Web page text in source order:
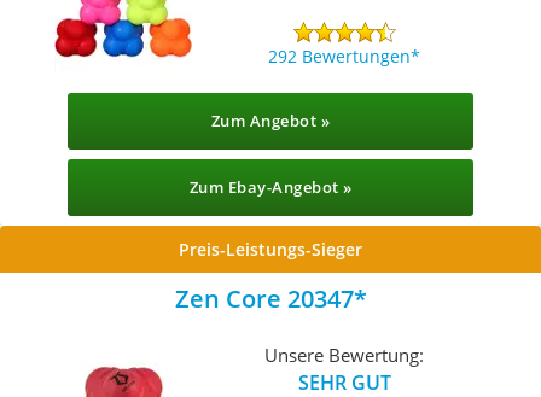
292 Bewertungen
Zum Angebot »
Zum Ebay-Angebot »
Preis-Leistungs-Sieger
Zen Core 20347
Unsere Bewertung:
SEHR GUT